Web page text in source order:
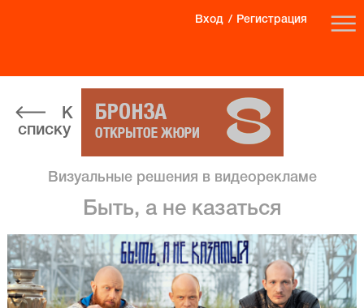
Вход Регистрация
К
списку
Визуальные решения в видеорекламе
Быть, а не казаться